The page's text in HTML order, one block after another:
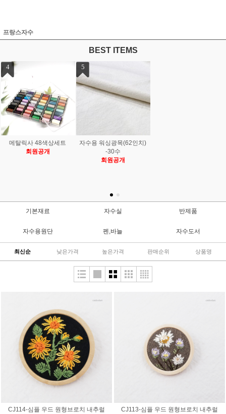
프랑스자수
BEST ITEMS
1
할인 - NEW프랑스자수용
40색상 면사세트 CT40
2
NEW프랑스자수 베이직
A세트 96색상 - 면사48
색/울사48색
기본재료 자수실 반제품
자수용원단 펜,바늘 자수도서
최신순 낮은가격 높은가격 판매순위 상품명
CJ114-심플 우드 원형브로치 내추럴
CJ113-심플 우드 원형브로치 내추럴